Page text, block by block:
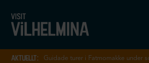
aktuellt: Guidade turer i Fatmomakke under